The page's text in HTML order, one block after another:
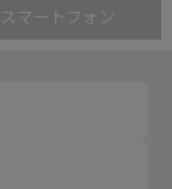
スマートフォン